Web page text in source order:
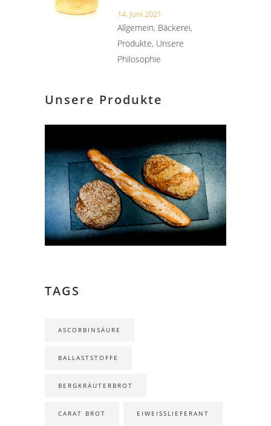
14. Juni 2021
Allgemein, Bäckerei,
Produkte, Unsere
Philosophie
Unsere Produkte
TAGS
ASCORBINSÄURE
BALLASTSTOFFE
BERGKRÄUTERBROT
CARAT BROT EIWEISSLIEFERANT